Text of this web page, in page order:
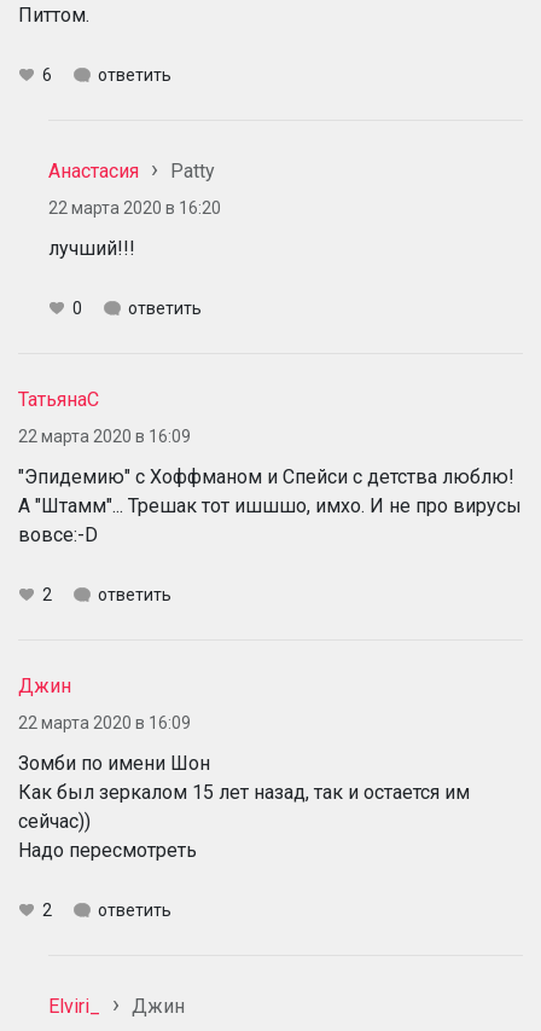
Питтом.
6 ответить
Анастасия Patty
22 марта 2020 в 16:20
лучший!!!
0 ответить
ТатьянаС
22 марта 2020 в 16:09
"Эпидемию" с Хоффманом и Спейси с детства люблю!
А "Штамм"... Трешак тот ишшшо, имхо. И не про вирусы
вовсе:-D
2 ответить
Джин
22 марта 2020 в 16:09
Зомби по имени Шон
Как был зеркалом 15 лет назад, так и остается им
сейчас))
Надо пересмотреть
2 ответить
Elviri_ Джин